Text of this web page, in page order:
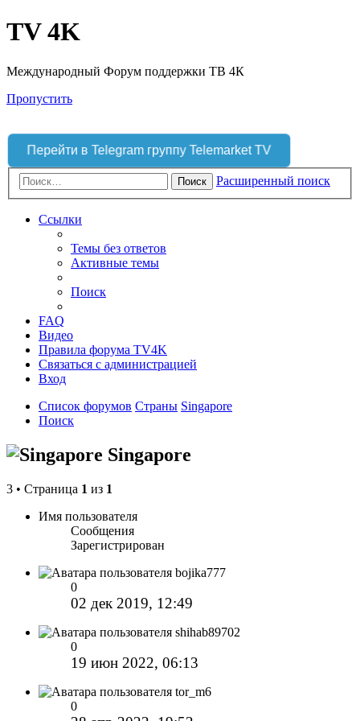
TV 4K
Международный Форум поддержки ТВ 4К
Пропустить
Перейти в Telegram группу Telemarket TV
Поиск Расширенный поиск
Ссылки
Темы без ответов
Активные темы
Поиск
FAQ
Видео
Правила форума TV4K
Связаться с администрацией
Вход
Список форумов Страны Singapore
Поиск
Singapore
3 • Страница 1 из 1
Имя пользователя
Сообщения
Зарегистрирован
bojika777
0
02 дек 2019, 12:49
shihab89702
0
19 июн 2022, 06:13
tor_m6
0